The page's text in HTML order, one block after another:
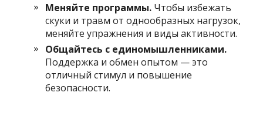
Меняйте программы. Чтобы избежать
скуки и травм от однообразных нагрузок,
меняйте упражнения и виды активности.
Общайтесь с единомышленниками.
Поддержка и обмен опытом — это
отличный стимул и повышение
безопасности.